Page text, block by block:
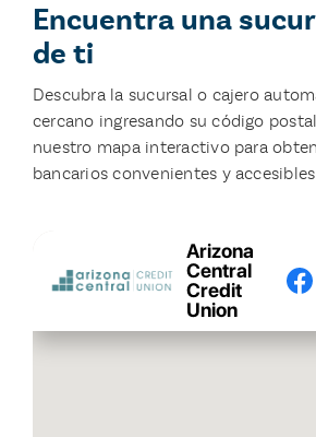
Encuentra una
de ti
Descubra la sucursal o cajero
cercano ingresando su código
nuestro mapa interactivo para
bancarios convenientes y